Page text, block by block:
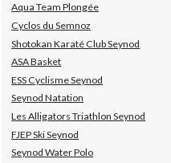
Aqua Team Plongée
Cyclos du Semnoz
Shotokan Karaté Club Seynod
ASA Basket
ESS Cyclisme Seynod
Seynod Natation
Les Alligators Triathlon Seynod
FJEP Ski Seynod
Seynod Water Polo